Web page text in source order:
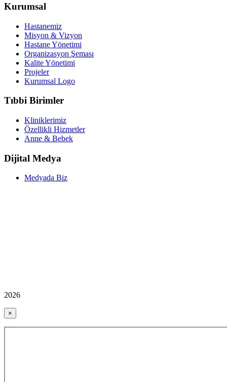
Kurumsal
Hastanemiz
Misyon & Vizyon
Hastane Yönetimi
Organizasyon Şeması
Kalite Yönetimi
Projeler
Kurumsal Logo
Tıbbi Birimler
Kliniklerimiz
Özellikli Hizmetler
Anne & Bebek
Dijital Medya
Medyada Biz
2026
×